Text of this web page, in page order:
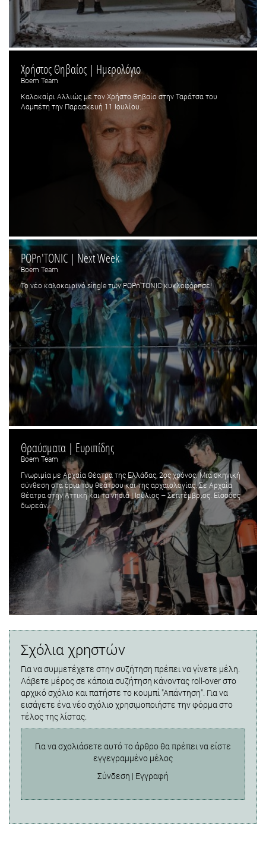
Χρήστος Θηβαίος | Ημερολόγιο
Boem Team
Καλοκαίρι Αλλιώς με τον Χρήστο Θηβαίο στην Ταράτσα του
Λαμπέτη την Παρασκευή 11 Ιουλίου.
POPn'TONIC | Next Week
Boem Team
Το νέο καλοκαιρινό single των POPn'TONIC κυκλοφόρησε!
Θραύσματα | Ευριπίδης
Boem Team
Γνωριμία με Αρχαία Θέατρα της Ελλάδας, 2ος χρόνος. Μια σκηνική
σύνθεση στα όρια του θεάτρου και της αρχαιολογίας. Σε Αρχαία
Θέατρα στην Αττική και τα νησιά | Ιούλιος – Σεπτέμβριος. Είσοδος
δωρεάν...
Σχόλια χρηστών
Για να συμμετέχετε στην συζήτηση πρέπει να γίνετε μέλη.
Λάβετε μέρος σε κάποια συζήτηση κάνοντας roll-over στο
αρχικό σχόλιο και πατήστε το κουμπί "Απάντηση". Για να
εισάγετε ένα νέο σχόλιο χρησιμοποιήστε την φόρμα στο
τέλος της λίστας.
Για να σχολιάσετε αυτό το άρθρο θα πρέπει να είστε
εγγεγραμμένο μέλος
Σύνδεση | Εγγραφή